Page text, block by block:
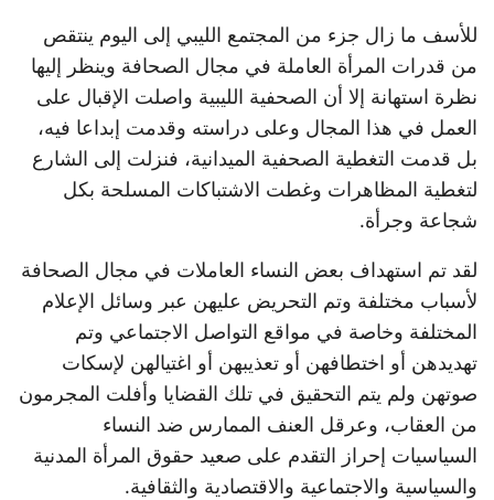
للأسف ما زال جزء من المجتمع الليبي إلى اليوم ينتقص
من قدرات المرأة العاملة في مجال الصحافة وينظر إليها
نظرة استهانة إلا أن الصحفية الليبية واصلت الإقبال على
العمل في هذا المجال وعلى دراسته وقدمت إبداعا فيه،
بل قدمت التغطية الصحفية الميدانية، فنزلت إلى الشارع
لتغطية المظاهرات وغطت الاشتباكات المسلحة بكل
شجاعة وجرأة.
لقد تم استهداف بعض النساء العاملات في مجال الصحافة
لأسباب مختلفة وتم التحريض عليهن عبر وسائل الإعلام
المختلفة وخاصة في مواقع التواصل الاجتماعي وتم
تهديدهن أو اختطافهن أو تعذيبهن أو اغتيالهن لإسكات
صوتهن ولم يتم التحقيق في تلك القضايا وأفلت المجرمون
من العقاب، وعرقل العنف الممارس ضد النساء
السياسيات إحراز التقدم على صعيد حقوق المرأة المدنية
والسياسية والاجتماعية والاقتصادية والثقافية.